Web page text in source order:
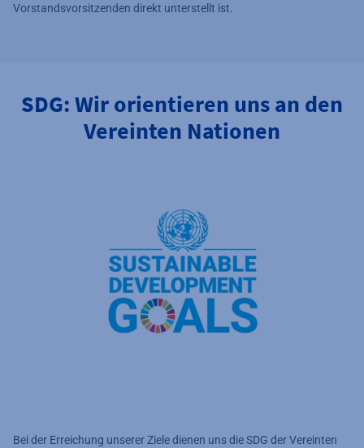
Vorstandsvorsitzenden direkt unterstellt ist.
SDG: Wir orientieren uns an den
Vereinten Nationen
Bei der Erreichung unserer Ziele dienen uns die SDG der Vereinten